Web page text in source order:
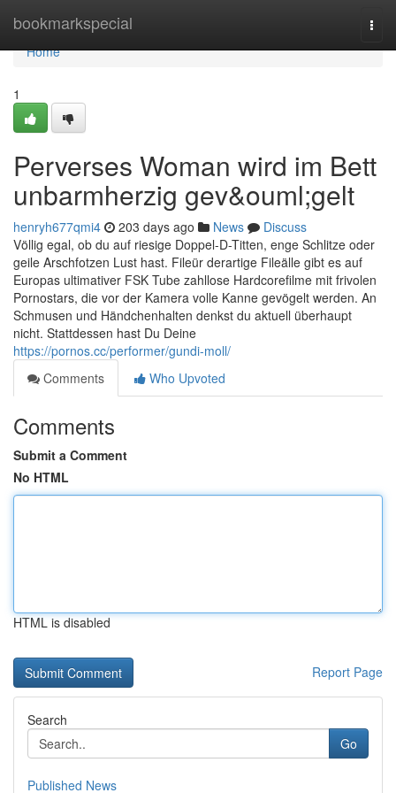
bookmarkspecial
Home
Home
1
Perverses Woman wird im Bett
unbarmherzig gev&ouml;gelt
henryh677qmi4 203 days ago News
Discuss
Völlig egal, ob du auf riesige Doppel-D-Titten, enge Schlitze oder
geile Arschfotzen Lust hast. Fileür derartige Fileälle gibt es auf
Europas ultimativer FSK Tube zahllose Hardcorefilme mit frivolen
Pornostars, die vor der Kamera volle Kanne gevögelt werden. An
Schmusen und Händchenhalten denkst du aktuell überhaupt
nicht. Stattdessen hast Du Deine
https://pornos.cc/performer/gundi-moll/
Comments
Who Upvoted
Comments
Submit a Comment
No HTML
HTML is disabled
Report Page
Search
Go
Published News